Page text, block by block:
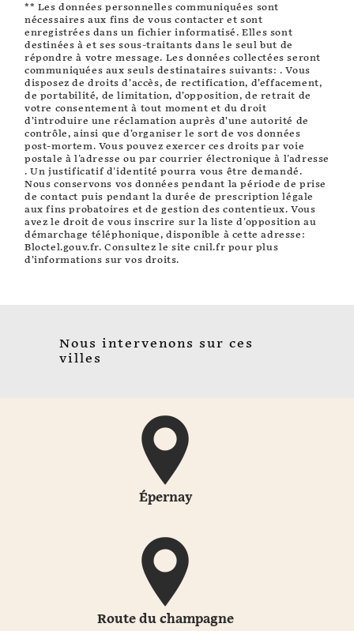
** Les données personnelles communiquées sont
nécessaires aux fins de vous contacter et sont
enregistrées dans un fichier informatisé. Elles sont
destinées à et ses sous-traitants dans le seul but de
répondre à votre message. Les données collectées seront
communiquées aux seuls destinataires suivants: . Vous
disposez de droits d’accès, de rectification, d’effacement,
de portabilité, de limitation, d’opposition, de retrait de
votre consentement à tout moment et du droit
d’introduire une réclamation auprès d’une autorité de
contrôle, ainsi que d’organiser le sort de vos données
post-mortem. Vous pouvez exercer ces droits par voie
postale à l'adresse ou par courrier électronique à l'adresse
. Un justificatif d'identité pourra vous être demandé.
Nous conservons vos données pendant la période de prise
de contact puis pendant la durée de prescription légale
aux fins probatoires et de gestion des contentieux. Vous
avez le droit de vous inscrire sur la liste d'opposition au
démarchage téléphonique, disponible à cette adresse:
Bloctel.gouv.fr. Consultez le site cnil.fr pour plus
d’informations sur vos droits.
Nous intervenons sur ces
villes
Épernay
Route du champagne